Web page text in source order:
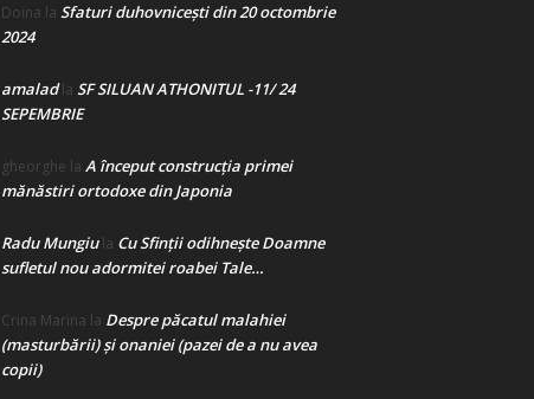
Doina la Sfaturi duhovnicești din 20 octombrie
2024
amaladla SF SILUAN ATHONITUL -11/ 24
SEPEMBRIE
gheorghe la A început construcţia primei
mănăstiri ortodoxe din Japonia
Radu Mungiula Cu Sfinții odihnește Doamne
sufletul nou adormitei roabei Tale…
Crina Marina la Despre păcatul malahiei
(masturbării) şi onaniei (pazei de a nu avea
copii)